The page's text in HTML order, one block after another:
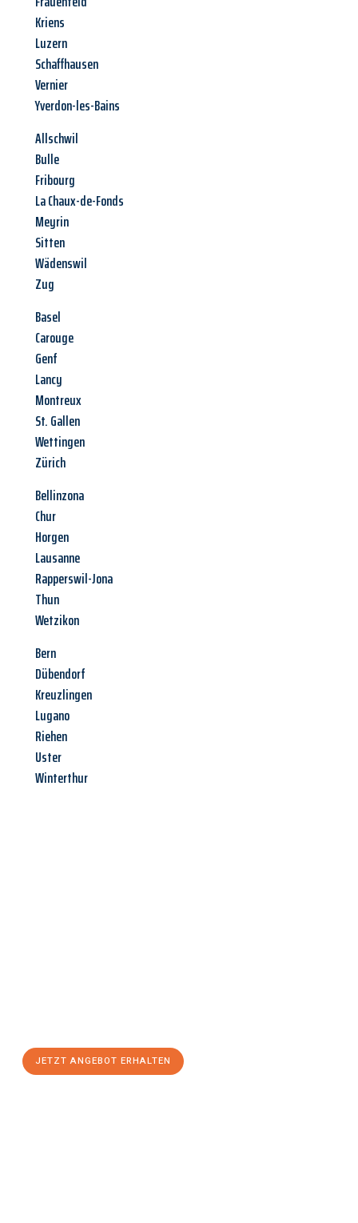
Kriens
Luzern
Schaffhausen
Vernier
Yverdon-les-Bains
Allschwil
Bulle
Fribourg
La Chaux-de-Fonds
Meyrin
Sitten
Wädenswil
Zug
Basel
Carouge
Genf
Lancy
Montreux
St. Gallen
Wettingen
Zürich
Bellinzona
Chur
Horgen
Lausanne
Rapperswil-Jona
Thun
Wetzikon
Bern
Dübendorf
Kreuzlingen
Lugano
Riehen
Uster
Winterthur
JETZT ANGEBOT ERHALTEN